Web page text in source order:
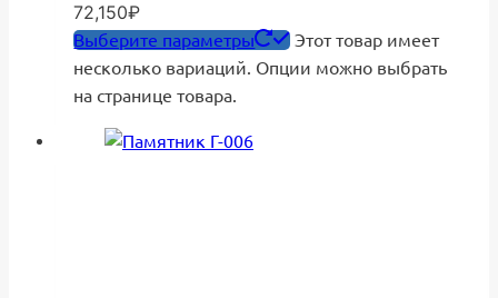
72,150₽
Выберите параметры
Этот товар имеет
несколько вариаций. Опции можно выбрать
на странице товара.